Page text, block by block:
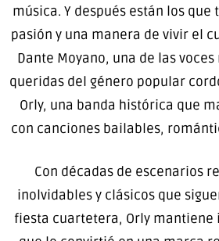
música. Y después están los
pasión y una manera de vivir el
Dante Moyano, una de las
queridas del género popular
Orly, una banda histórica que
con canciones bailables,
Con décadas de escenarios
inolvidables y clásicos que
fiesta cuartetera, Orly mantiene